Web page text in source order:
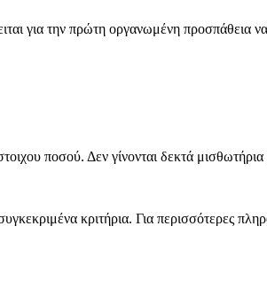
για την πρώτη οργανωμένη προσπάθεια
ποσού. Δεν γίνονται δεκτά
κριτήρια. Για περισσότερες